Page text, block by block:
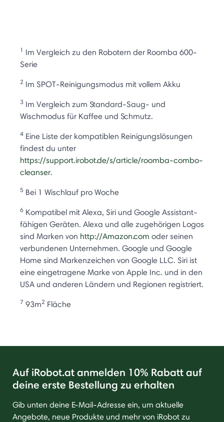
1 Im Vergleich zu den Robotern der Roomba 600-
Serie
2 Im SPOT-Reinigungsmodus mit vollem Akku
3 Im Vergleich zum Standard-Saug- und
Wischmodus für Kaffee und Schmutz.
4 Eine Liste der kompatiblen Reinigungslösungen
findest du unter
https://support.irobot.de/s/article/roomba-combo-
cleanser.
5 Bei 1 Wischlauf pro Woche
6 Kompatibel mit Alexa, Siri und Google Assistant-
fähigen Geräten. Alexa und alle zugehörigen Logos
sind Marken von http://Amazon.com oder seinen
verbundenen Unternehmen. Google und Google
Home sind Markenzeichen von Google LLC. Siri ist
eine eingetragene Marke von Apple Inc. und in den
USA und anderen Ländern und Regionen registriert.
7 93m2 Fläche
Auf iRobot.at anmelden 10% Rabatt auf
deine erste Bestellung zu erhalten
Gib unten deine E-Mail-Adresse ein, um aktuelle
Angebote, neue Produkte und mehr von iRobot zu